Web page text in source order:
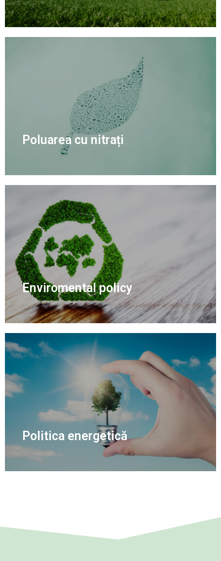
Poluarea cu nitrați
Enviromental policy
Politica energetică